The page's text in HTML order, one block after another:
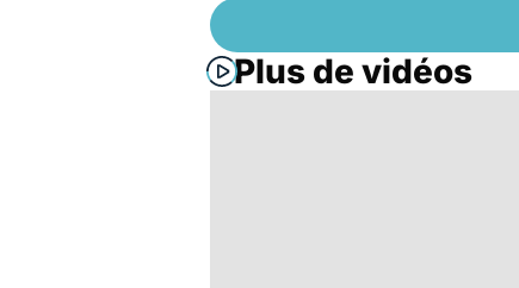
Plus de vidéos